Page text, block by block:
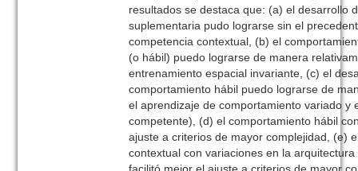
resultados se destaca que: (a) el desarrollo
suplementaria pudo lograrse sin el
competencia contextual, (b) el
(o hábil) puedo lograrse de manera
entrenamiento espacial invariante, (c) el
comportamiento hábil puedo lograrse de
el aprendizaje de comportamiento variado y
competente), (d) el comportamiento hábil
ajuste a criterios de mayor complejidad, (e)
contextual con variaciones en la